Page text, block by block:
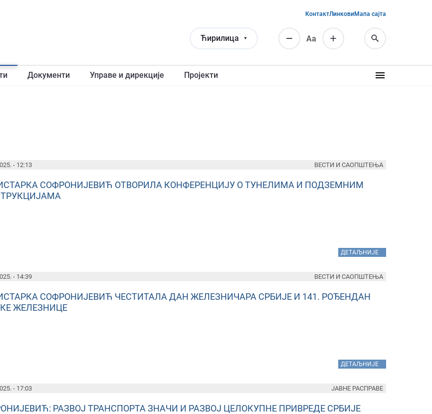
Ћирилица Аа
КонтактЛинковиМапа сајта
Документи Управе и дирекције Пројекти
- 12:13
СОФРОНИЈЕВИЋ ОТВОРИЛА КОНФЕРЕНЦИЈУ О ТУНЕЛИМА И ПОДЗЕМНИМ
ДЕТАЉНИЈЕ
ВЕСТИ И САОПШТЕЊА
- 14:39
СОФРОНИЈЕВИЋ ЧЕСТИТАЛА ДАН ЖЕЛЕЗНИЧАРА СРБИЈЕ И 141. РОЂЕНДАН
ЖЕЛЕЗНИЦЕ
ДЕТАЉНИЈЕ
ВЕСТИ И САОПШТЕЊА
- 17:03
РАЗВОЈ ТРАНСПОРТА ЗНАЧИ И РАЗВОЈ ЦЕЛОКУПНЕ ПРИВРЕДЕ СРБИЈЕ
ЈАВНЕ РАСПРАВЕ